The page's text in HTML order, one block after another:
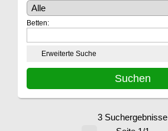
Betten:
Erweiterte Suche
3 Suchergebnisse